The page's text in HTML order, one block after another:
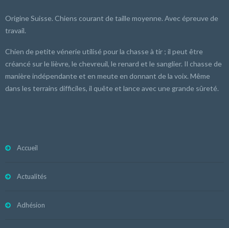
Origine Suisse. Chiens courant de taille moyenne. Avec épreuve de
travail.
Chien de petite vénerie utilisé pour la chasse à tir ; il peut être
créancé sur le lièvre, le chevreuil, le renard et le sanglier. Il chasse de
manière indépendante et en meute en donnant de la voix. Même
dans les terrains difficiles, il quête et lance avec une grande sûreté.
Accueil
Actualités
Adhésion